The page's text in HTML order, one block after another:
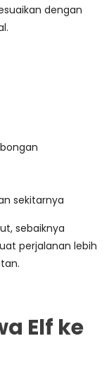
dengan
sekitarnya
sebaiknya
perjalanan lebih
Elf ke